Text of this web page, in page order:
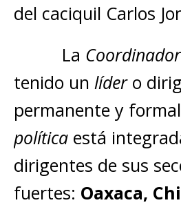
del caciquil Carlos
La
tenido un líder o
permanente y
política está
dirigentes de sus
fuertes: Oaxaca,